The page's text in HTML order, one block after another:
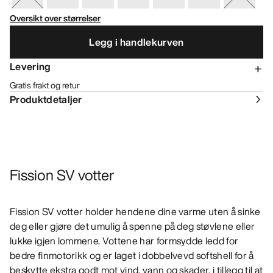
Oversikt over størrelser
Legg i handlekurven
Levering
Gratis frakt og retur
Produktdetaljer
Fission SV votter
Fission SV votter holder hendene dine varme uten å sinke
deg eller gjøre det umulig å spenne på deg støvlene eller
lukke igjen lommene. Vottene har formsydde ledd for
bedre finmotorikk og er laget i dobbelvevd softshell for å